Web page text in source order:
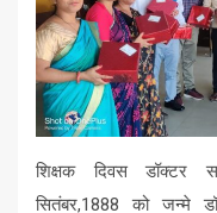
शिक्षक दिवस डॉक्टर
सितंबर,1888 को जन्मे